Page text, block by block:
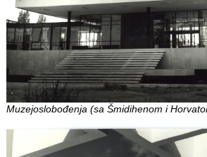
Muzejoslobođenja (sa Šmidihenom i